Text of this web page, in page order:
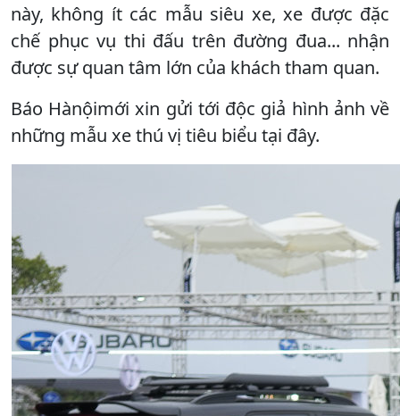
này, không ít các mẫu siêu xe, xe được đặc
chế phục vụ thi đấu trên đường đua... nhận
được sự quan tâm lớn của khách tham quan.
Báo Hànộimới xin gửi tới độc giả hình ảnh về
những mẫu xe thú vị tiêu biểu tại đây.